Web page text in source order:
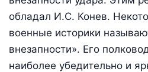
обладал И.С. Конев.
военные историки
внезапности». Его
наиболее убедительно и